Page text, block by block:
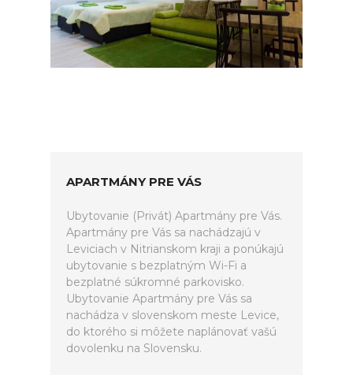
APARTMÁNY PRE VÁS
Ubytovanie (Privát) Apartmány pre Vás.
Apartmány pre Vás sa nachádzajú v
Leviciach v Nitrianskom kraji a ponúkajú
ubytovanie s bezplatným Wi-Fi a
bezplatné súkromné parkovisko.
Ubytovanie Apartmány pre Vás sa
nachádza v slovenskom meste Levice,
do ktorého si môžete naplánovať vašú
dovolenku na Slovensku.